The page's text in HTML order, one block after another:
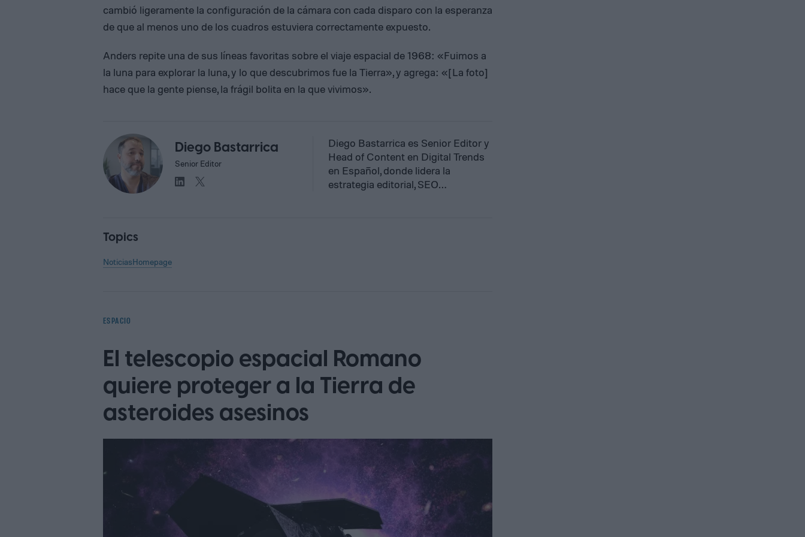
cambió ligeramente la configuración de la cámara con cada disparo con la esperanza
de que al menos uno de los cuadros estuviera correctamente expuesto.
Anders repite una de sus líneas favoritas sobre el viaje espacial de 1968: «Fuimos a
la luna para explorar la luna, y lo que descubrimos fue la Tierra», y agrega: «[La foto]
hace que la gente piense, la frágil bolita en la que vivimos».
Diego Bastarrica
Senior Editor
Diego Bastarrica es Senior Editor y
Head of Content en Digital Trends
en Español, donde lidera la
estrategia editorial, SEO…
Topics
NoticiasHomepage
ESPACIO
El telescopio espacial Romano
quiere proteger a la Tierra de
asteroides asesinos